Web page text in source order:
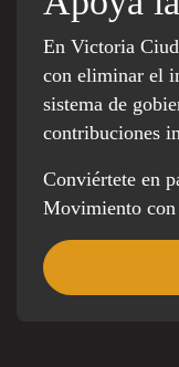
En Victoria
con eliminar el
sistema de
contribuciones
Conviértete en
Movimiento